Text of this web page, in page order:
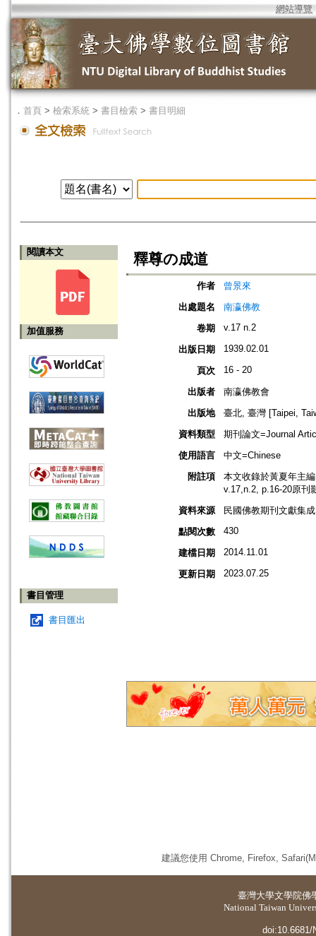
網站導覽
． 首頁 > 檢索系統 > 書目檢索 > 書目明細
閱讀本文
加值服務
書目管理
書目匯出
釋尊の成道
作者
曾景來
出處題名
南瀛佛教
卷期
v.17 n.2
出版日期 1939.02.01
頁次 16 - 20
出版者
南瀛佛教會
出版地
臺北, 臺灣 [Taipei,
資料類型
期刊論文=Journal
使用語言
中文=Chinese
附註項
本文收錄於黃夏年主
v.17,n.2, p.16-20原刊
資料來源
民國佛教期刊文獻集
點閱次數
430
建檔日期 2014.11.01
更新日期 2023.07.25
建議您使用 Chrome, Firefox,
臺灣大學文學院佛
National Taiwan
doi:10.6681/